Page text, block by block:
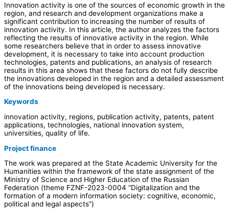
Innovation activity is one of the sources of economic growth in the
region, and research and development organizations make a
significant contribution to increasing the number of results of
innovation activity. In this article, the author analyzes the factors
reflecting the results of innovative activity in the region. While
some researchers believe that in order to assess innovative
development, it is necessary to take into account production
technologies, patents and publications, an analysis of research
results in this area shows that these factors do not fully describe
the innovations developed in the region and a detailed assessment
of the innovations being developed is necessary.
Keywords
innovation activity, regions, publication activity, patents, patent
applications, technologies, national innovation system,
universities, quality of life.
Project finance
The work was prepared at the State Academic University for the
Humanities within the framework of the state assignment of the
Ministry of Science and Higher Education of the Russian
Federation (theme FZNF-2023-0004 “Digitalization and the
formation of a modern information society: cognitive, economic,
political and legal aspects”)